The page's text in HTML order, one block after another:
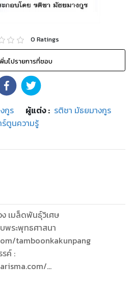
0 Ratings
มไปรายการที่ชอบ
กูร ผู้แต่ง : รติชา มัธยมางกูร
ร์ตูนความรู้
ง เมล็ดพันธุ์วิเศษ
พระพุทธศาสนา
tamboonkakunpang
รค์ :